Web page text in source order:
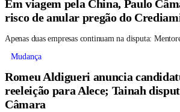
Em viagem pela China, Paulo
risco de anular pregão do
Apenas duas empresas continuam na disputa:
Mudança
Romeu Aldigueri anuncia
reeleição para Alece; Tainah
Câmara